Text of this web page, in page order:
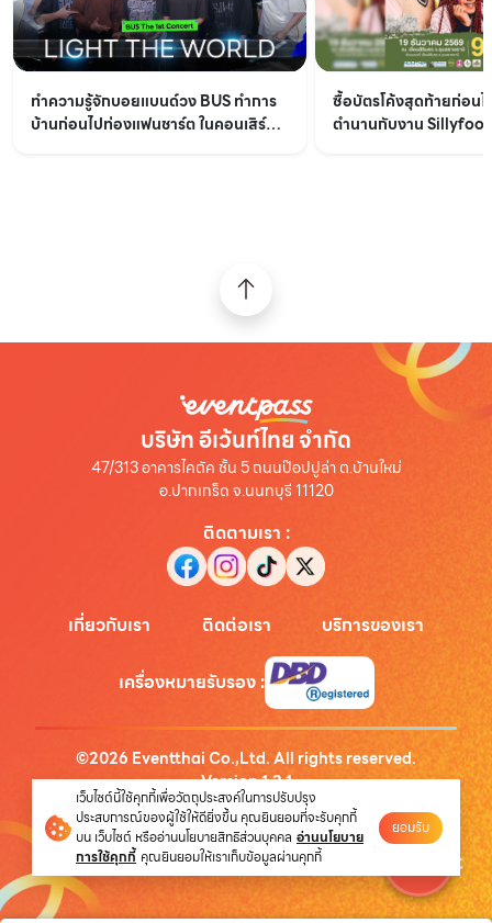
ทำความรู้จักบอยแบนด์วง BUS ทำการ
บ้านก่อนไปท่องแฟนชาร์ต ในคอนเสิร์ต
ซื้อบัตรโค้งสุดท้ายก่อนไ
ตำนานกับงาน
บริษัท อีเว้นท์ไทย จำกัด
47/313 อาคารไคตัค ชั้น 5 ถนนป๊อปปูล่า ต.บ้านใหม่
อ.ปากเกร็ด จ.นนทบุรี 11120
ติดตามเรา :
เกี่ยวกับเรา ติดต่อเรา บริการของเรา
เครื่องหมายรับรอง:
©2026 Eventthai Co.,Ltd. All rights reserved.
Version1.3.1
นโยบายความเป็นส่วนตัว
เว็บไซต์นี้ใช้คุกกี้เพื่อวัตถุประสงค์ในการปรับปรุง
ประสบการณ์ของผู้ใช้ให้ดียิ่งขึ้น คุณยินยอมที่จะรับคุกกี้
บน เว็บไซต์ หรืออ่านนโยบายสิทธิส่วนบุคคล อ่านนโยบาย
การใช้คุกกี้ คุณยินยอมให้เราเก็บข้อมูลผ่านคุกกี้
ยอมรับ